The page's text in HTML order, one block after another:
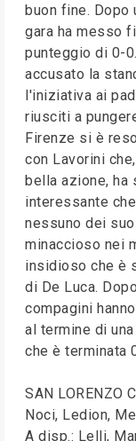
buon fine. Dopo
gara ha messo
punteggio di 0-
accusato la
l'iniziativa ai
riusciti a
Firenze si è
con Lavorini
bella azione, ha
interessante
nessuno dei
minaccioso nei
insidioso che è
di De Luca.
compagini
al termine di
che è terminata
SAN LORENZO
Noci, Ledion,
A disp.: Lelli,